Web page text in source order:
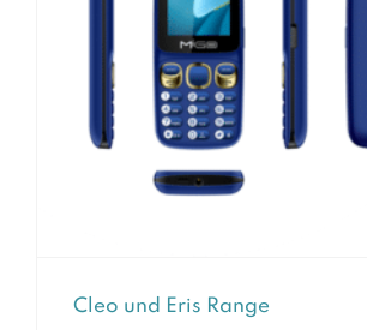
Cleo und Eris Range